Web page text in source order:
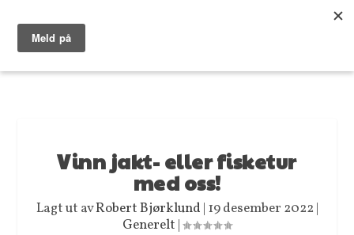
Vinn jakt- eller fisketur
med oss!
Lagt ut avRobert Bjørklund | 19 desember 2022 |
Generelt |